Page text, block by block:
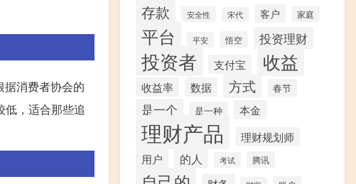
消费者协会的
，适合那些追
存款 安全性 宋代 客户 家庭
平台 平安 悟空 投资理财
投资者 支付宝 收益
收益率 数据 方式 春节
是一个 是一种 本金
理财产品
理财规划师
用户
的人 考试 腾讯